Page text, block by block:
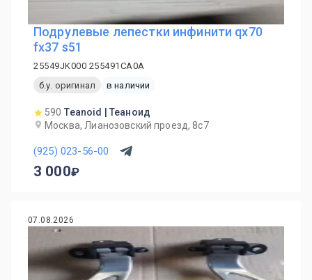
Подрулевые лепестки инфинити qx70
fx37 s51
25549JK000 255491CA0A
б.у. оригинал
в наличии
590 Teanoid | Теаноид
Москва, Лианозовский проезд, 8с7
(925) 023-56-00
3 000
07.08.2026